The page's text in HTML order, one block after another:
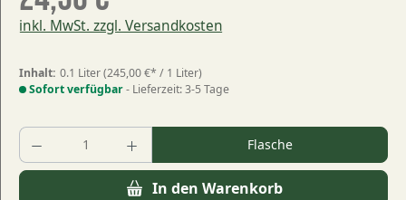
inkl. MwSt. zzgl. Versandkosten
Inhalt: 0.1 Liter(245,00 €* / 1 Liter)
Sofort verfügbar- Lieferzeit: 3-5 Tage
Produkt Anzahl: Gib den gewünschten
Flasche
In den Warenkorb